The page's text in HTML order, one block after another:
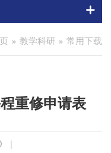
教学科研 常用下载
重修申请表
|